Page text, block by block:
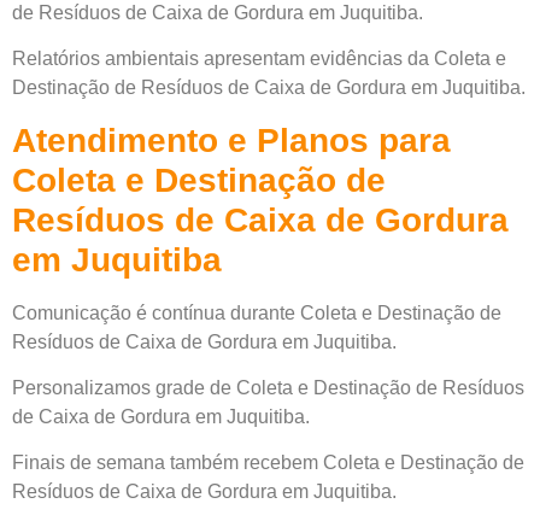
de Resíduos de Caixa de Gordura em Juquitiba.
Relatórios ambientais apresentam evidências da Coleta e
Destinação de Resíduos de Caixa de Gordura em Juquitiba.
Atendimento e Planos para
Coleta e Destinação de
Resíduos de Caixa de Gordura
em Juquitiba
Comunicação é contínua durante Coleta e Destinação de
Resíduos de Caixa de Gordura em Juquitiba.
Personalizamos grade de Coleta e Destinação de Resíduos
de Caixa de Gordura em Juquitiba.
Finais de semana também recebem Coleta e Destinação de
Resíduos de Caixa de Gordura em Juquitiba.